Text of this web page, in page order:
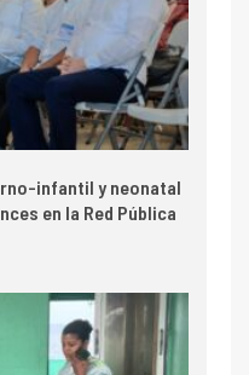
infantil y neonatal
en la Red Pública